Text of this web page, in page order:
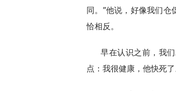
同。”他说，好像我们
恰相反。
早在认识之前，我
点：我很健康，他快死了